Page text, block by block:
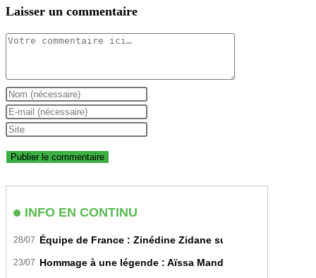
INFO EN CONTINU
28/07 Équipe de France : Zinédine Zidane succède
23/07 Hommage à une légende : Aïssa Mandi tire sa
Laisser un commentaire
Comment
Enter
your
name
username
Enter
your
address
Saisir
de
(facultatif)